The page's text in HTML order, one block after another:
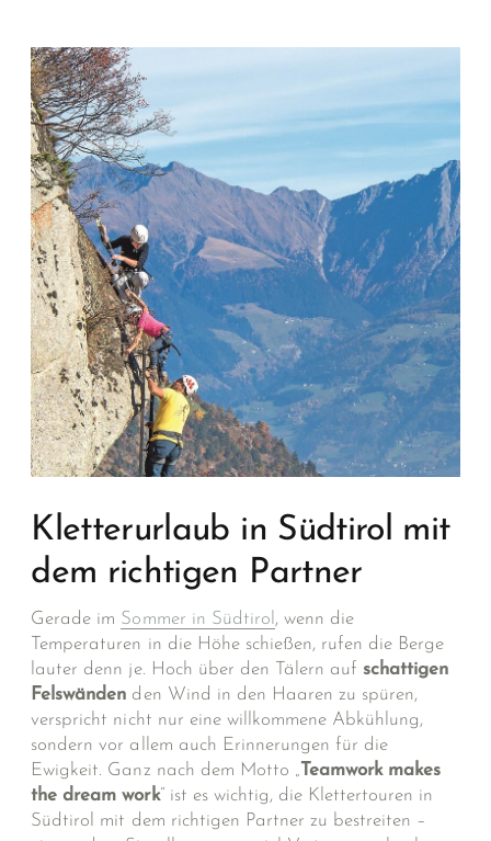
Kletterurlaub in Südtirol mit
dem richtigen Partner
Gerade im Sommer in Südtirol , wenn die
Temperaturen in die Höhe schießen, rufen die Berge
lauter denn je. Hoch über den Tälern auf schattigen
Felswänden den Wind in den Haaren zu spüren,
verspricht nicht nur eine willkommene Abkühlung,
sondern vor allem auch Erinnerungen für die
Ewigkeit. Ganz nach dem Motto „Teamwork makes
the dream work“ ist es wichtig, die Klettertouren in
Südtirol mit dem richtigen Partner zu bestreiten –